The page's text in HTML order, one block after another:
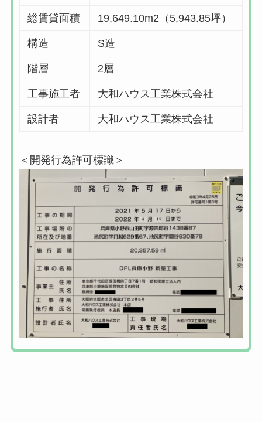
総賃貸面積 19,649.10m2（5,943.85坪）
構造 S造
階層 2層
工事施工者 大和ハウス工業株式会社
設計者 大和ハウス工業株式会社
＜開発行為許可標識＞